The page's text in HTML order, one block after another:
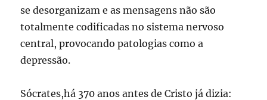
se desorganizam e as mensagens não são
totalmente codificadas no sistema nervoso
central, provocando patologias como a
depressão.
Sócrates,há 370 anos antes de Cristo já dizia: